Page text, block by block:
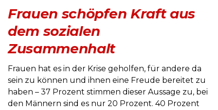
Frauen schöpfen Kraft aus
dem sozialen
Zusammenhalt
Frauen hat es in der Krise geholfen, für andere da
sein zu können und ihnen eine Freude bereitet zu
haben – 37 Prozent stimmen dieser Aussage zu, bei
den Männern sind es nur 20 Prozent. 40 Prozent